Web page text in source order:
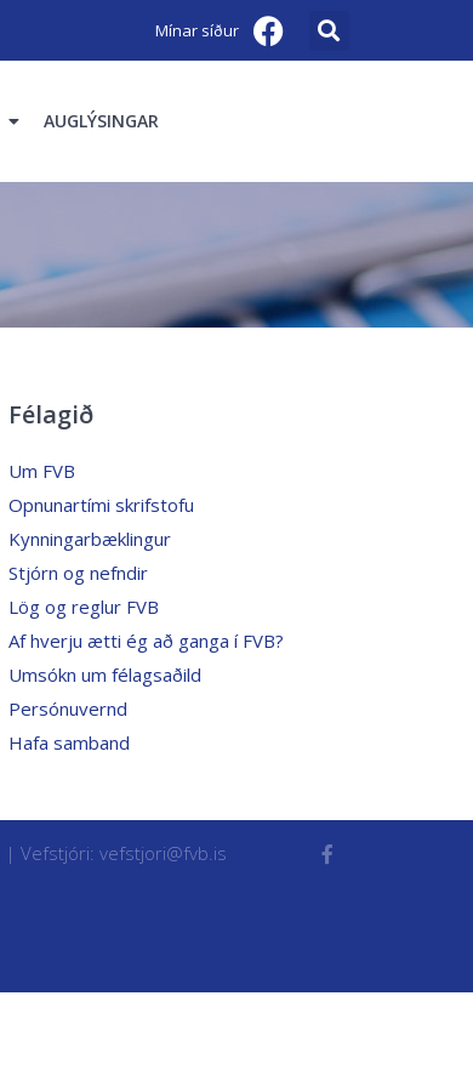
Mínar síður
AUGLÝSINGAR
Félagið
Um FVB
Opnunartími skrifstofu
Kynningarbæklingur
Stjórn og nefndir
Lög og reglur FVB
Af hverju ætti ég að ganga í FVB?
Umsókn um félagsaðild
Persónuvernd
Hafa samband
| Vefstjóri: vefstjori@fvb.is